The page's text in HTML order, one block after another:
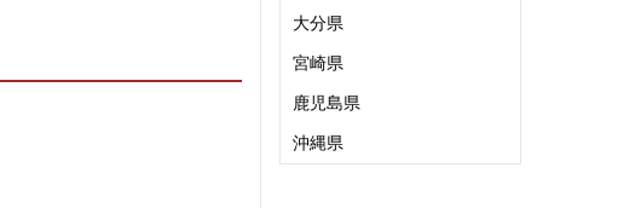
大分県
宮崎県
鹿児島県
沖縄県